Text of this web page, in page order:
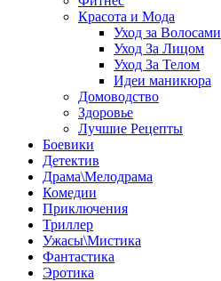
Красота и Мода
Уход за Волосами
Уход За Лицом
Уход За Телом
Идеи маникюра
Домоводство
Здоровье
Лучшие Рецепты
Боевики
Детектив
Драма\Мелодрама
Комедии
Приключения
Триллер
Ужасы\Мистика
Фантастика
Эротика